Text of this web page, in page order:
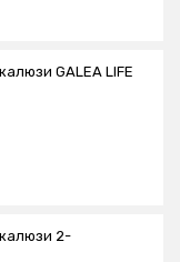
GALEA LIFE
2-